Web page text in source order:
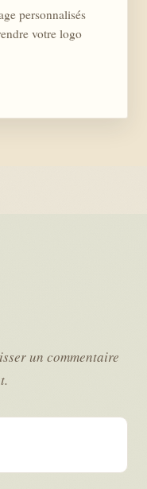
personnalisés
votre logo
un commentaire